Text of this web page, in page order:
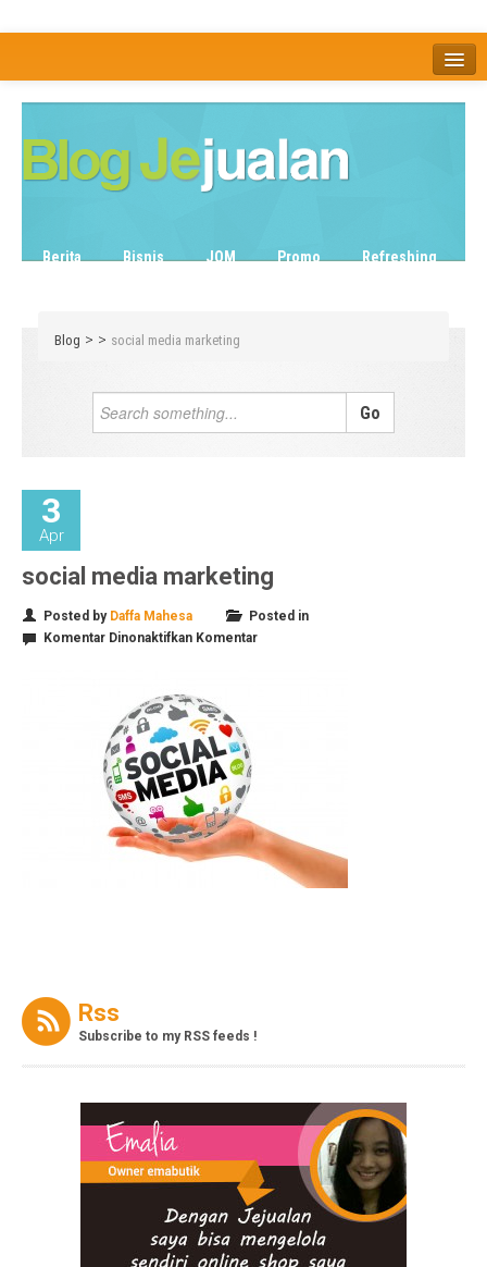
Tentang
Berita Bisnis JOM Promo
Refreshing
Blog > > social media marketing
3
Apr
social media marketing
Posted by Daffa Mahesa
Posted in
Komentar Dinonaktifkanpada
marketing
Komentar
Rss
Subscribe to my RSS feeds !